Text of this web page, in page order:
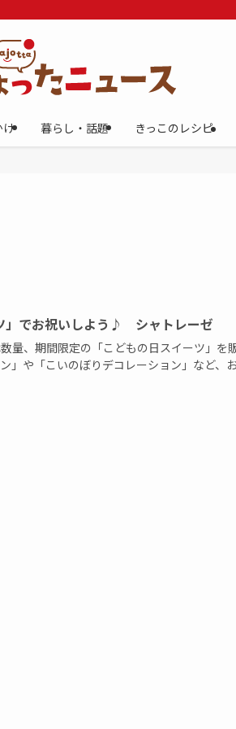
け 暮らし・話題 きっこのレシピ
」でお祝いしよう♪ シャトレーゼ
量、期間限定の「こどもの日スイーツ」を
」や「こいのぼりデコレーション」など、